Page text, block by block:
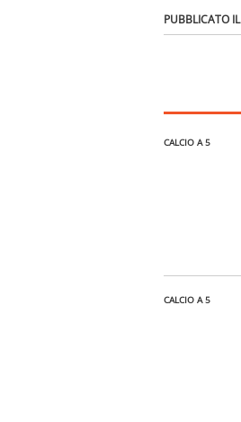
PUBBLICATO IL
CALCIO A 5
CALCIO A 5